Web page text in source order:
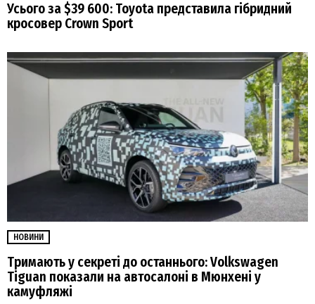
Усього за $39 600: Toyota представила гібридний
кросовер Crown Sport
НОВИНИ
Тримають у секреті до останнього: Volkswagen
Tiguan показали на автосалоні в Мюнхені у
камуфляжі